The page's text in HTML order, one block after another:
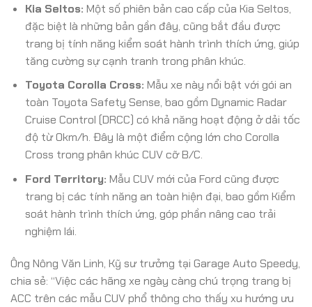
Kia Seltos: Một số phiên bản cao cấp của Kia Seltos,
đặc biệt là những bản gần đây, cũng bắt đầu được
trang bị tính năng kiểm soát hành trình thích ứng, giúp
tăng cường sự cạnh tranh trong phân khúc.
Toyota Corolla Cross: Mẫu xe này nổi bật với gói an
toàn Toyota Safety Sense, bao gồm Dynamic Radar
Cruise Control (DRCC) có khả năng hoạt động ở dải tốc
độ từ 0km/h. Đây là một điểm cộng lớn cho Corolla
Cross trong phân khúc CUV cỡ B/C.
Ford Territory: Mẫu CUV mới của Ford cũng được
trang bị các tính năng an toàn hiện đại, bao gồm Kiểm
soát hành trình thích ứng, góp phần nâng cao trải
nghiệm lái.
Ông Nông Văn Linh, Kỹ sư trưởng tại Garage Auto Speedy,
chia sẻ: “Việc các hãng xe ngày càng chú trọng trang bị
ACC trên các mẫu CUV phổ thông cho thấy xu hướng ưu